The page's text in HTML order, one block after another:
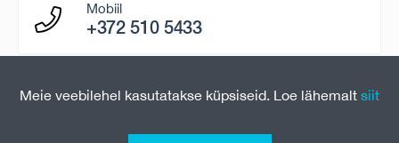
Mobiil
+372 510 5433
paring@uniontravel.ee
Meie veebilehel kasutatakse küpsiseid. Loe lähemalt siit